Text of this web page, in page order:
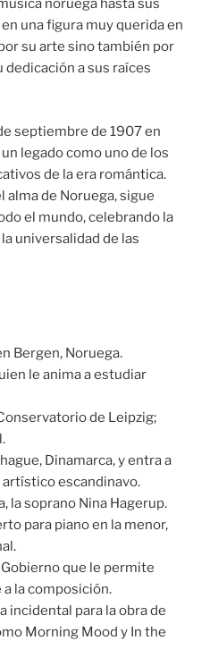
noruega hasta sus
una figura muy querida en
su arte sino también por
dedicación a sus raíces
septiembre de 1907 en
legado como uno de los
de la era romántica.
alma de Noruega, sigue
el mundo, celebrando la
universalidad de las
Bergen, Noruega.
le anima a estudiar
de Leipzig;
Dinamarca, y entra a
escandinavo.
la soprano Nina Hagerup.
para piano en la menor,
que le permite
la composición.
incidental para la obra de
Morning Mood y In the